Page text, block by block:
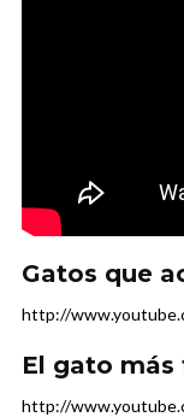
Gatos que
http://
El gato
http://